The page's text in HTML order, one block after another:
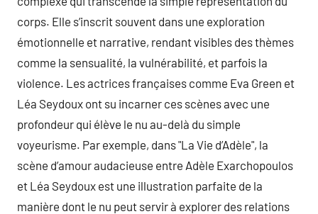
corps. Elle s’inscrit souvent dans une exploration
émotionnelle et narrative, rendant visibles des thèmes
comme la sensualité, la vulnérabilité, et parfois la
violence. Les actrices françaises comme Eva Green et
Léa Seydoux ont su incarner ces scènes avec une
profondeur qui élève le nu au-delà du simple
voyeurisme. Par exemple, dans "La Vie d’Adèle", la
scène d’amour audacieuse entre Adèle Exarchopoulos
et Léa Seydoux est une illustration parfaite de la
manière dont le nu peut servir à explorer des relations